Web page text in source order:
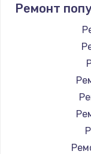
Ремонт
Ремонт